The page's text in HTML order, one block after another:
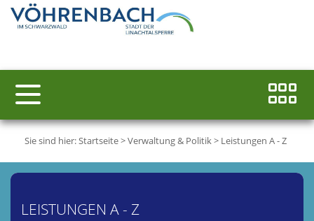
Sie sind hier:Startseite>Verwaltung & Politik> Leistungen A - Z
LEISTUNGEN A - Z